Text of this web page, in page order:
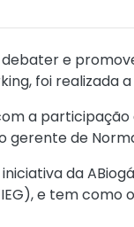
e
foi realizada
a participação
gerente de
da
e tem